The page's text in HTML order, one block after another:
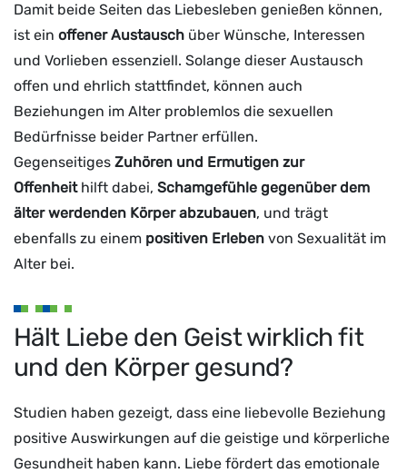
Damit beide Seiten das Liebesleben genießen können,
ist ein offener Austausch über Wünsche, Interessen
und Vorlieben essenziell. Solange dieser Austausch
offen und ehrlich stattfindet, können auch
Beziehungen im Alter problemlos die sexuellen
Bedürfnisse beider Partner erfüllen.
Gegenseitiges Zuhören und Ermutigen zur
Offenheithilft dabei, Schamgefühle gegenüber dem
älter werdenden Körper abzubauen, und trägt
ebenfalls zu einem positiven Erleben von Sexualität im
Alter bei.
Hält Liebe den Geist wirklich fit
und den Körper gesund?
Studien haben gezeigt, dass eine liebevolle Beziehung
positive Auswirkungen auf die geistige und körperliche
Gesundheit haben kann. Liebe fördert das emotionale